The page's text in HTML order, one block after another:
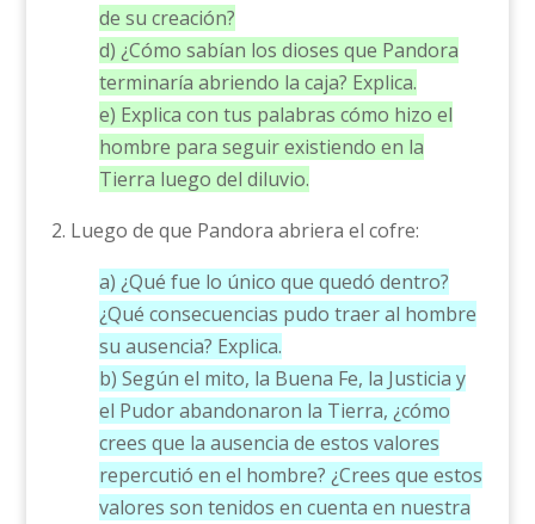
de su creación?
d) ¿Cómo sabían los dioses que Pandora
terminaría abriendo la caja? Explica.
e) Explica con tus palabras cómo hizo el
hombre para seguir existiendo en la
Tierra luego del diluvio.
2. Luego de que Pandora abriera el cofre:
a) ¿Qué fue lo único que quedó dentro?
¿Qué consecuencias pudo traer al hombre
su ausencia? Explica.
b) Según el mito, la Buena Fe, la Justicia y
el Pudor abandonaron la Tierra, ¿cómo
crees que la ausencia de estos valores
repercutió en el hombre? ¿Crees que estos
valores son tenidos en cuenta en nuestra